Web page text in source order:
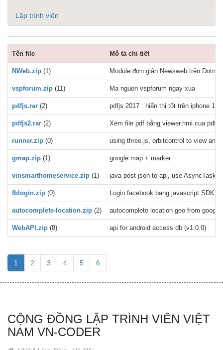
Lập trình viên
Tên file Mô tả chi tiết
NWeb.zip (1) Module đơn giản Newsweb trên
vspforum.zip (11) Ma nguon vspforum ngay xua
pdfjs.rar (2) pdfjs 2017 : hiển thị tốt trên iphone
pdfjs2.rar (2) Xem file pdf bằng viewer.hml cua
runner.zip (0) using three.js, orbitcontrol to view an
gmap.zip (1) google map + marker
vinsmarthomeservice.zip (1) java post json to api, use AsyncTask,
fblogin.zip (0) Login facebook bang javascript SDK
autocomplete-location.zip (2) autocomplete location geo from
WebAPI.zip (8) api for android access db (v1.0.0)
1 2 3 4 5 6
CỘNG ĐỒNG LẬP TRÌNH VIÊN VIỆT
NAM VN-CODER